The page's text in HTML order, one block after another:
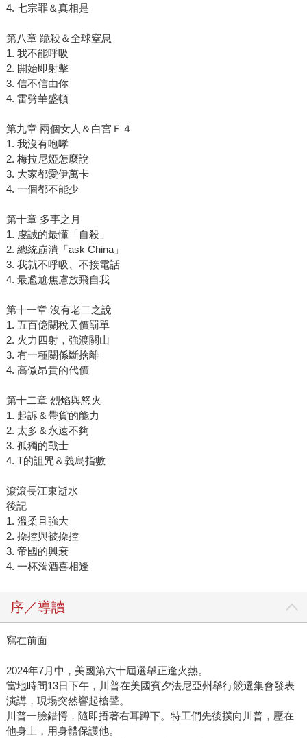
4. 七宗罪＆真相是
第八章 跪殺＆全球窒息
1. 我不能呼吸
2. 開始即射擊
3. 信不信由你
4. 雷劈華盛頓
第九章 兩個女人＆白宮Ｆ４
1. 我沒有咆哮
2. 梅拉尼婭怎麼說
3. 大家都愛伊萬卡
4. 一個都不能少
第十章 多事之月
1. 虔誠的最懂「自殺」
2. 總統崩潰「ask China」
3. 我就不呼吸、不接電話
4. 最尷尬焦慮放飛自我
第十一章 沒有老二之說
1. 五百億關稅天價罰單
2. 火力四射，強渡關山
3. 有一種關係斷捨離
4. 高傲昂貴的代價
第十二章 烈焰與怒火
1. 起訴＆帶貨的能力
2. 太多＆永遠不夠
3. 孤獨的戰士
4. T的詛咒＆義烏指數
滾滾長江東逝水
後記
1. 溫柔且強大
2. 操控與被操控
3. 帝國的興衰
4. 一杯濁酒喜相逢
序／導讀
寫在前面
2024年7月中，美國第六十屆選舉正逢火熱。
當地時間13日下午，川普在美國賓夕法尼亞州舉行競選集會發表
演講，現場突然響起槍聲。
川普一臉錯愕，隨即捂著右耳蹲下。特工們先後撲向川普，壓在
他身上，用身體保護他。